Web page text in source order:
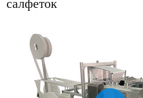
салфеток